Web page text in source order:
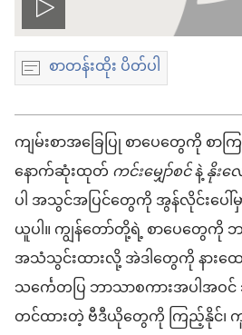
ဗီ
ဒီ
ယို
ဖွ
င့်
စာတန်းထိုး ပိတ်ပါ
ကျမ်းစာအခြေပြု စာပေတွေကို စာ
နောက်ဆုံးထုတ်ကင်းမျှော်စင်နဲ့နိုးလ
ပါ အသွင်အပြင်တွေကို အွန်လိုင်းပေါ်
ယူပါ။ ကျွန်တော်တို့ရဲ့ စာပေတွေကို ဘ
အသံသွင်းထားလို့ အဲဒါတွေကို နားထ
သင်္ကေတပြ ဘာသာစကားအပါအဝင်
တင်ထားတဲ့ ဗီဒီယိုတွေကို ကြည့်နိုင်၊